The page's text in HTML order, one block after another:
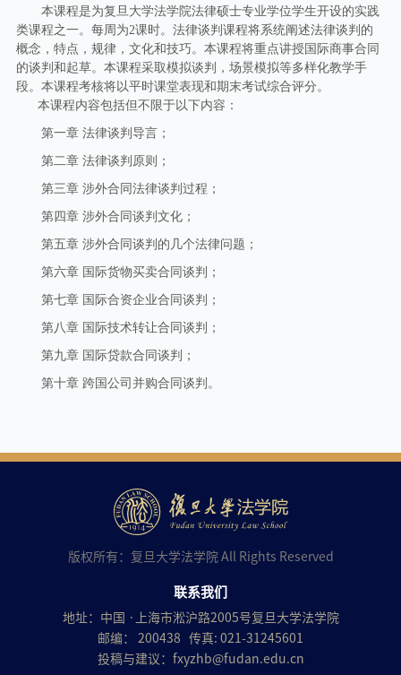
本课程是为复旦大学法学院法律硕士专业学位学生开设的实践
类课程之一。每周为2课时。法律谈判课程将系统阐述法律谈判的
概念，特点，规律，文化和技巧。本课程将重点讲授国际商事合同
的谈判和起草。本课程采取模拟谈判，场景模拟等多样化教学手
段。本课程考核将以平时课堂表现和期末考试综合评分。
本课程内容包括但不限于以下内容：
第一章 法律谈判导言；
第二章 法律谈判原则；
第三章 涉外合同法律谈判过程；
第四章 涉外合同谈判文化；
第五章 涉外合同谈判的几个法律问题；
第六章 国际货物买卖合同谈判；
第七章 国际合资企业合同谈判；
第八章 国际技术转让合同谈判；
第九章 国际贷款合同谈判；
第十章 跨国公司并购合同谈判。
版权所有：复旦大学法学院 All Rights Reserved
联系我们
地址：中国 ·上海市淞沪路2005号复旦大学法学院
邮编： 200438 传真: 021-31245601
投稿与建议： fxyzhb@fudan.edu.cn